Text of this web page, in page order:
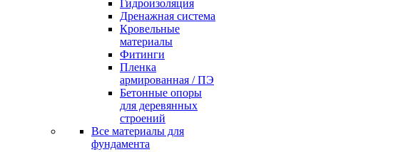
Гидроизоляция
Дренажная система
Кровельные
материалы
Фитинги
Пленка
армированная / ПЭ
Бетонные опоры
для деревянных
строений
Все материалы для
фундамента